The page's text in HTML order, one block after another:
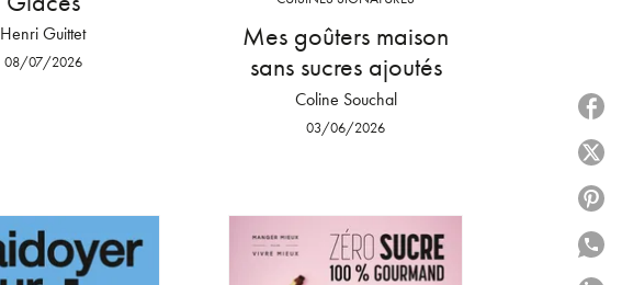
Henri Guittet
08/07/2026
Mes goûters maison
sans sucres ajoutés
Coline Souchal
03/06/2026